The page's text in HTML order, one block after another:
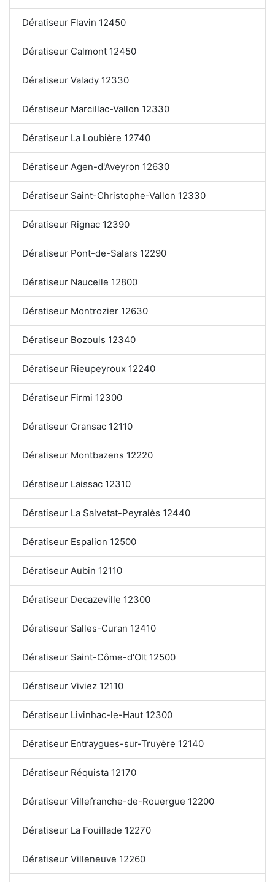
Dératiseur Flavin 12450
Dératiseur Calmont 12450
Dératiseur Valady 12330
Dératiseur Marcillac-Vallon 12330
Dératiseur La Loubière 12740
Dératiseur Agen-d'Aveyron 12630
Dératiseur Saint-Christophe-Vallon 12330
Dératiseur Rignac 12390
Dératiseur Pont-de-Salars 12290
Dératiseur Naucelle 12800
Dératiseur Montrozier 12630
Dératiseur Bozouls 12340
Dératiseur Rieupeyroux 12240
Dératiseur Firmi 12300
Dératiseur Cransac 12110
Dératiseur Montbazens 12220
Dératiseur Laissac 12310
Dératiseur La Salvetat-Peyralès 12440
Dératiseur Espalion 12500
Dératiseur Aubin 12110
Dératiseur Decazeville 12300
Dératiseur Salles-Curan 12410
Dératiseur Saint-Côme-d'Olt 12500
Dératiseur Viviez 12110
Dératiseur Livinhac-le-Haut 12300
Dératiseur Entraygues-sur-Truyère 12140
Dératiseur Réquista 12170
Dératiseur Villefranche-de-Rouergue 12200
Dératiseur La Fouillade 12270
Dératiseur Villeneuve 12260